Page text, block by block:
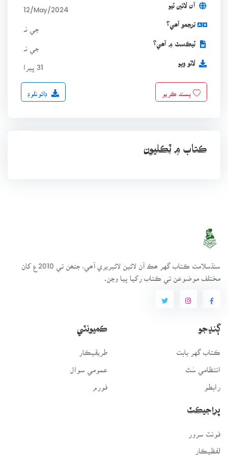
آن لائين ٿيو 12/May/2024
ترجمو آھي؟
ٽيڪسٽ ۾ آھي؟
لاٿو ويو 31 ڀيرا
پسند ڪريو ڊائونلوڊ
ڪتاب ۾ ٽِڪليون
سنڌسلامت ڪتاب گهر ھڪ آن لائين لائبريري آھي، جنھن تي 2010ع کان
مختلف موضوعن تي ڪتاب رکيا پيا وڃن.
ڳنڍجو
ڪتاب گهر بابت
انتظامي سَٿ
رابطو
ڪميونٽي
طريقيڪار
عمومي سوال
پراجيڪٽ
فونٽ سرور
لفظيڪار